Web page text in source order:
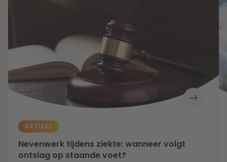
ARTIKEL
Nevenwerk tijdens ziekte: wanneer volgt
ontslag op staande voet?